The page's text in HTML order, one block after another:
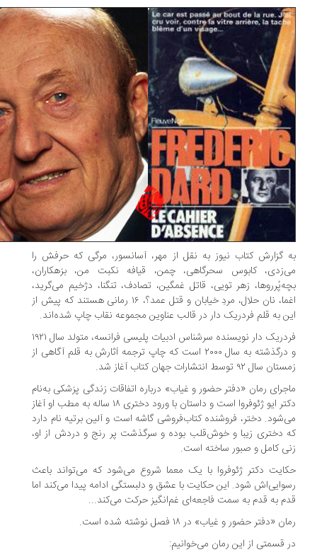
گزارش کتاب نیوز به نقل از مهر، آسانسور، مرگی که حرفش را
کابوس سحرگاهی، چمن، قیافه نکبت من، بزهکاران،
زهر تویی، قاتل غمگین، تصادف، تنگنا، دژخیم می‌گرید،
اغما، نان حلال، مردِ خیابان و قتل عمد؟، ۱۶ رمانی هستند که پیش از
به قلم فردریک دار در قالب عناوین مجموعه نقاب چاپ شده‌اند.
فردریک دار نویسنده سرشناس ادبیات پلیسی فرانسه، متولد سال ۱۹۲۱
و درگذشته به سال ۲۰۰۰ است که چاپ ترجمه آثارش به قلم آگاهی از
۹۲ توسط انتشارات جهان کتاب آغاز شد.
رمان «دفتر حضور و غیاب» درباره اتفاقات زندگی پزشکی به‌نام
دکتر ایو ژئوفروا است و داستان با ورود دختری ۱۸ ساله به مطب او آغاز
دختر، فروشنده کتاب‌فروشی گاشه است و آلین برتیه نام دارد
دختری زیبا و خوش‌قلب بوده و سرگذشت پر رنج و دردش از او،
کامل و صبور ساخته است.
دکتر ژئوفروا با یک معما شروع می‌شود که می‌تواند باعث
شود. این حکایت با عشق و دلبستگی ادامه پیدا می‌کند اما
به قدم به سمت فاجعه‌ای غم‌انگیز حرکت می‌کند...
«دفتر حضور و غیاب» در ۱۸ فصل نوشته شده است.
قسمتی از این رمان می‌خوانیم: